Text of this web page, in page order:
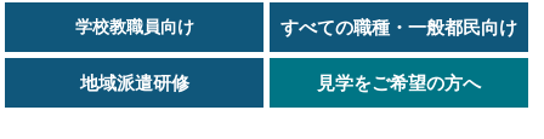
学校教職員向け すべての職種・一般都民向け
地域派遣研修 見学をご希望の方へ